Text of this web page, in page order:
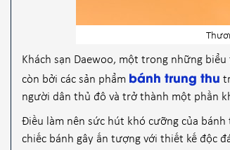
Khách sạn Daewoo, một trong những
còn bởi các sản phẩm bánh trung thu
người dân thủ đô và trở thành một phần
Điều làm nên sức hút khó cưỡng của
chiếc bánh gây ấn tượng với thiết kế độc